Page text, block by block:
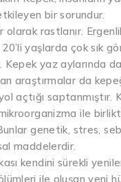
bir sorundur.
olarak rastlanır.
yaşlarda çok sık
yaz aylarında
araştırmalar da
açtığı saptanmıştır.
ile
genetik, stres,
maddelerdir.
kendini sürekli
ile oluşan yeni